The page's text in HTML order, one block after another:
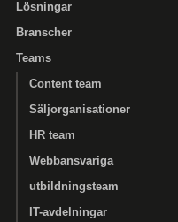
Lösningar
Branscher
Teams
Content team
Säljorganisationer
HR team
Webbansvariga
utbildningsteam
IT-avdelningar